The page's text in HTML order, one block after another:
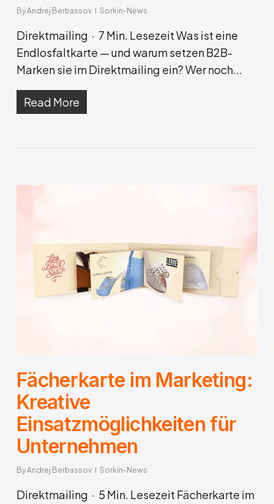
ByAndrej Berbassov Sorkin-News
Direktmailing · 7 Min. Lesezeit Was ist eine
Endlosfaltkarte — und warum setzen B2B-
Marken sie im Direktmailing ein? Wer noch...
Read More
Fächerkarte im Marketing:
Kreative
Einsatzmöglichkeiten für
Unternehmen
ByAndrej Berbassov Sorkin-News
Direktmailing · 5 Min. Lesezeit Fächerkarte im